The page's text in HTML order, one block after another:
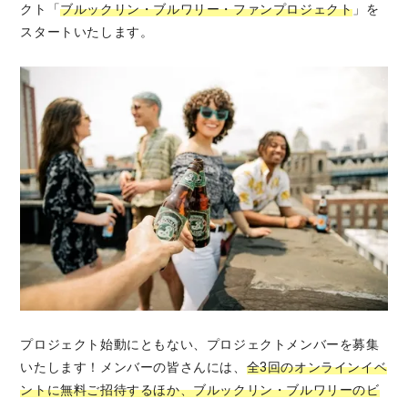
クト「ブルックリン・ブルワリー・ファンプロジェクト 」を
スタートいたします。
プロジェクト始動にともない、プロジェクトメンバーを募集
いたします！メンバーの皆さんには、 全3回のオンラインイベ
ントに無料ご招待するほか、ブルックリン・ブルワリーのビ